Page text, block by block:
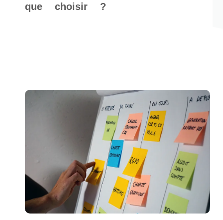
que choisir ?